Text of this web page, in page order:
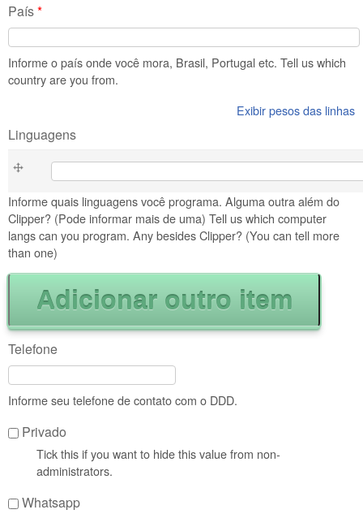
País*
Informe o país onde você mora, Brasil, Portugal etc. Tell us which
country are you from.
Exibir pesos das linhas
Linguagens
Linguagens
Informe quais linguagens você programa. Alguma outra além do
Clipper? (Pode informar mais de uma) Tell us which computer
langs can you program. Any besides Clipper? (You can tell more
than one)
Telefone
Informe seu telefone de contato com o DDD.
Privado
Tick this if you want to hide this value from non-
administrators.
Whatsapp